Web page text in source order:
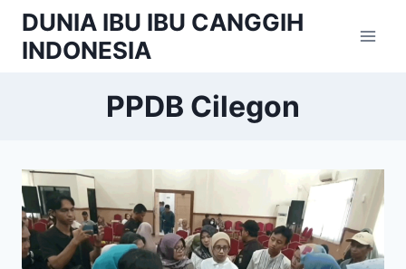
Skip
content
DUNIA IBU IBU CANGGIH
INDONESIA
PPDB Cilegon